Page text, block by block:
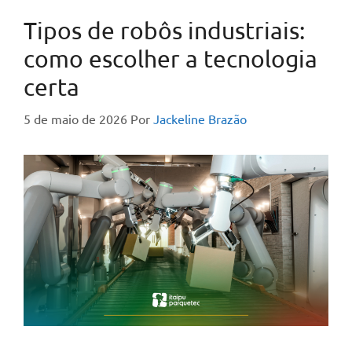
Tipos de robôs industriais:
como escolher a tecnologia
certa
5 de maio de 2026 Por Jackeline Brazão